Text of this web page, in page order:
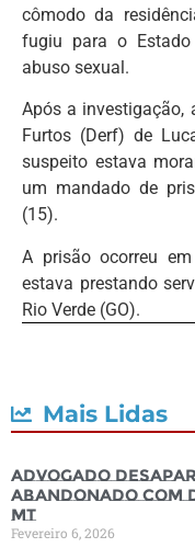
cômodo da
fugiu para o
abuso sexual.
Após a investigação,
Furtos (Derf) de
suspeito estava
um mandado de
(15).
A prisão ocorreu
estava prestando
Rio Verde (GO).
Mais Lidas
Advogado
abandonado com
MT
Fevereiro 6, 2026